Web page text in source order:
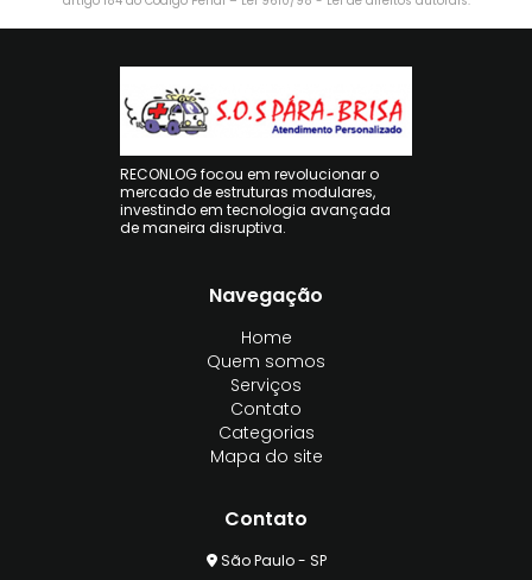
RECONLOG focou em revolucionar o
mercado de estruturas modulares,
investindo em tecnologia avançada
de maneira disruptiva.
Navegação
Home
Quem somos
Serviços
Contato
Categorias
Mapa do site
Contato
São Paulo - SP